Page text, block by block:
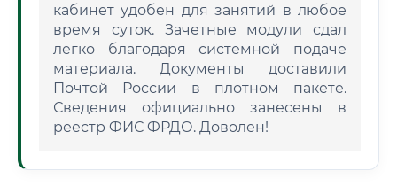
кабинет удобен для занятий в любое
время суток. Зачетные модули сдал
легко благодаря системной подаче
материала. Документы доставили
Почтой России в плотном пакете.
Сведения официально занесены в
реестр ФИС ФРДО. Доволен!